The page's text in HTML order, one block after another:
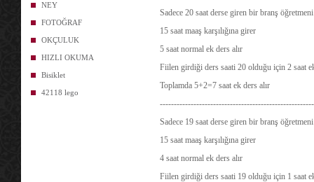
NEY
FOTOĞRAF
OKÇULUK
HIZLI OKUMA
Bisiklet
42118 lego
Sadece 20 saat derse giren bir branş
15 saat maaş karşılığına girer
5 saat normal ek ders alır
Fiilen girdiği ders saati 20 olduğu için 2 saat
Toplamda 5+2=7 saat ek ders alır
Sadece 19 saat derse giren bir branş
15 saat maaş karşılığına girer
4 saat normal ek ders alır
Fiilen girdiği ders saati 19 olduğu için 1 saat